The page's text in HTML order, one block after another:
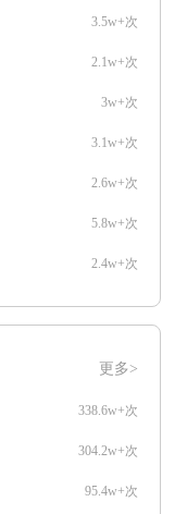
3.5w+次
2.1w+次
3w+次
3.1w+次
2.6w+次
5.8w+次
2.4w+次
更多>
338.6w+次
304.2w+次
95.4w+次